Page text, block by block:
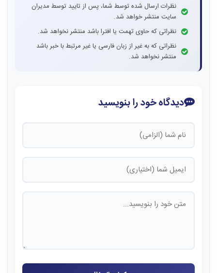
نظرات ارسال شده توسط شما، پس از تایید توسط مدیران
سایت منتشر خواهد شد.
نظراتی که حاوی تهمت یا افترا باشد منتشر نخواهد شد.
نظراتی که به غیر از زبان فارسی یا غیر مرتبط با خبر باشد
منتشر نخواهد شد.
دیدگاه خود را بنویسید